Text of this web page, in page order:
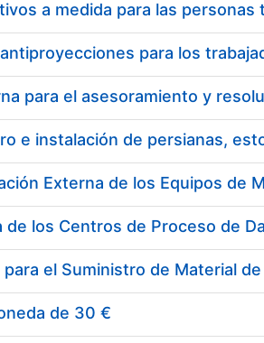
e instalación de persianas,
de 30 €